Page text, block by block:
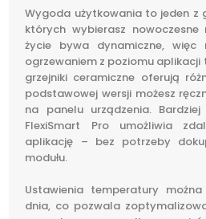
Wygoda użytkowania to jeden z
których wybierasz nowoczesne
życie bywa dynamiczne, więc
ogrzewaniem z poziomu
grzejniki ceramiczne oferują
podstawowej wersji możesz
na panelu urządzenia.
FlexiSmart Pro umożliwia
aplikację – bez potrzeby
modułu.
Ustawienia temperatury
dnia, co pozwala